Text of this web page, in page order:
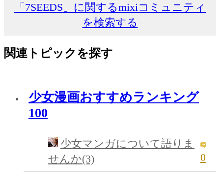
「7SEEDS」に関するmixiコミュニティ
を検索する
関連トピックを探す
少女漫画おすすめランキング
100
少女マンガについて語りま
せんか(3)
0